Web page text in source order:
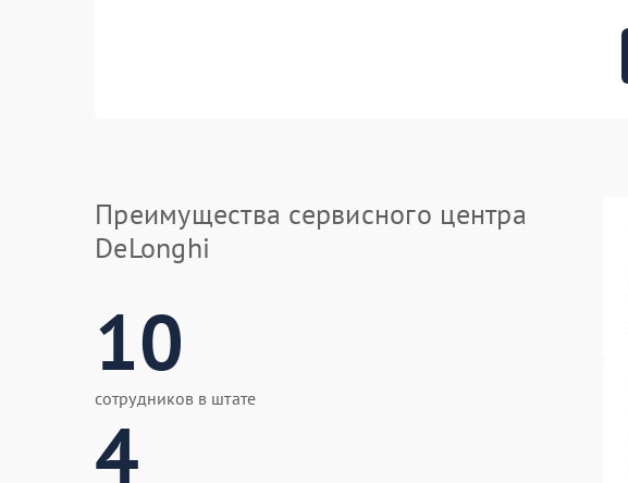
Преимущества сервисного центра
DeLonghi
10
сотрудников в штате
4